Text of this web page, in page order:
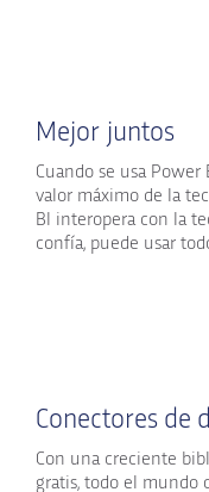
Mejor juntos
Cuando se usa Power
valor máximo de la
BI interopera con la
confía, puede usar
Conectores de
Con una creciente
gratis, todo el mundo